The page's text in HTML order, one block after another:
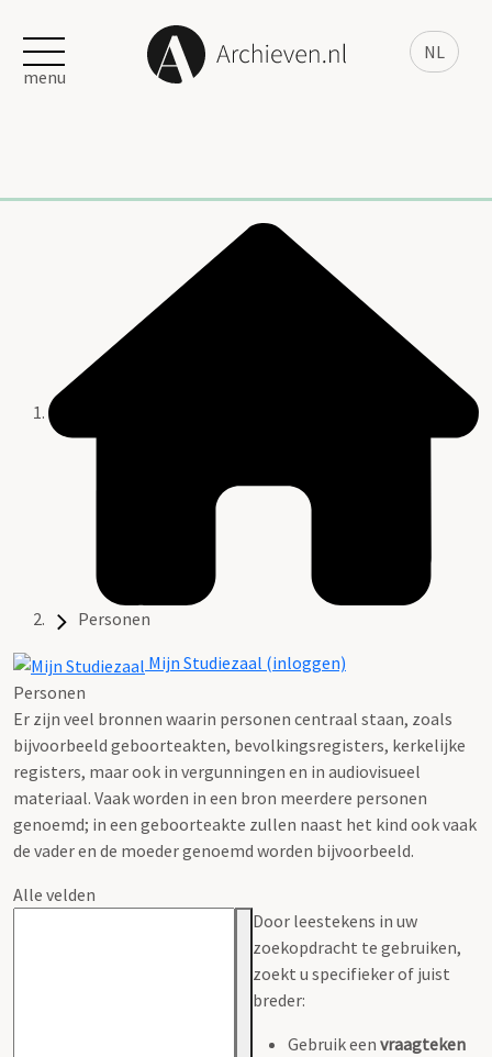
NL
menu
Personen
Mijn Studiezaal (inloggen)
Personen
Er zijn veel bronnen waarin personen centraal staan, zoals
bijvoorbeeld geboorteakten, bevolkingsregisters, kerkelijke
registers, maar ook in vergunningen en in audiovisueel
materiaal. Vaak worden in een bron meerdere personen
genoemd; in een geboorteakte zullen naast het kind ook vaak
de vader en de moeder genoemd worden bijvoorbeeld.
Alle velden
Door leestekens in uw
zoekopdracht te gebruiken,
zoekt u specifieker of juist
breder:
Gebruik een vraagteken